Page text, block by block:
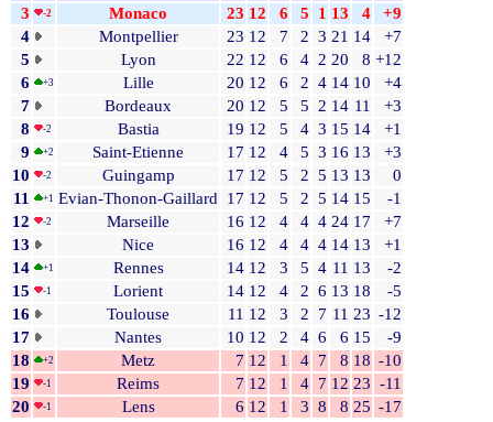
3
-2 Monaco 23 12 6 5 1 13 4
+9
4
Montpellier 23 12 7 2 3 21 14
+7
5
Lyon 22 12 6 4 2 20 8 +12
6
+3 Lille 20 12 6 2 4 14 10
+4
7
Bordeaux 20 12 5 5 2 14 11
+3
8
-2 Bastia 19 12 5 4 3 15 14
+1
9
+2 Saint-Etienne 17 12 4 5 3 16 13
+3
10
-2 Guingamp 17 12 5 2 5 13 13
0
11
+1 Evian-Thonon-Gaillard 17 12 5 2 5 14 15
-1
12
-2 Marseille 16 12 4 4 4 24 17
+7
13
Nice 16 12 4 4 4 14 13
+1
14
+1 Rennes 14 12 3 5 4 11 13
-2
15
-1 Lorient 14 12 4 2 6 13 18
-5
16
Toulouse 11 12 3 2 7 11 23 -12
17
Nantes 10 12 2 4 6 6 15
-9
18
+2 Metz 7 12 1 4 7 8 18 -10
19
-1 Reims 7 12 1 4 7 12 23 -11
20
-1 Lens 6 12 1 3 8 8 25 -17